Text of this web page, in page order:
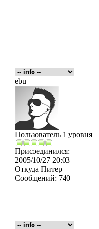
ebu
Пользователь 1 уровня
Присоединился:
2005/10/27 20:03
Откуда Питер
Сообщений: 740